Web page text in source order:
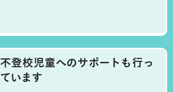
不登校児童へのサポートも行っ
ています